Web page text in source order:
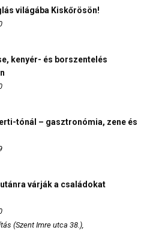
világába Kiskőrösön!
kenyér- és borszentelés
tónál – gasztronómia, zene és
várják a családokat
(Szent Imre utca 38.),